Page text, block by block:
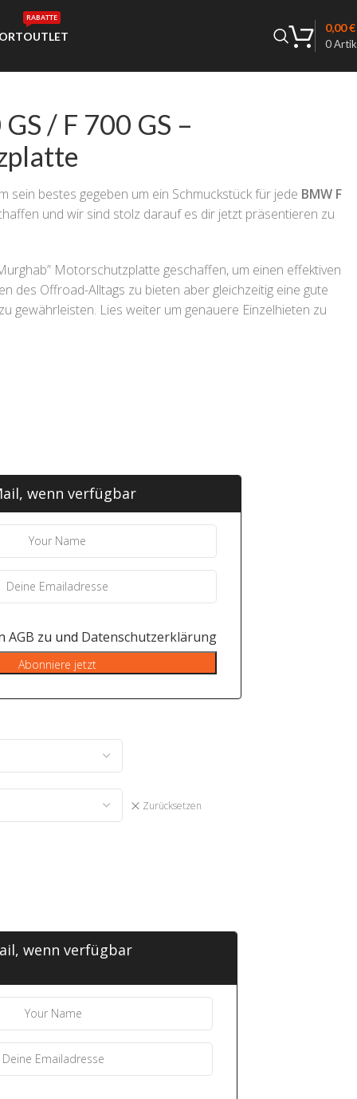
OUTLET
RABATTE
0
0,00€
/ F 700 GS –
sein bestes gegeben um ein Schmuckstück für jede BMW F
und wir sind stolz darauf es dir jetzt präsentieren zu
Motorschutzplatte geschaffen, um einen effektiven
des Offroad-Alltags zu bieten aber gleichzeitig eine gute
gewährleisten. Lies weiter um genauere Einzelhieten zu
wenn verfügbar
AGB zu und Datenschutzerklärung
Abonniere jetzt
Zurücksetzen
wenn verfügbar